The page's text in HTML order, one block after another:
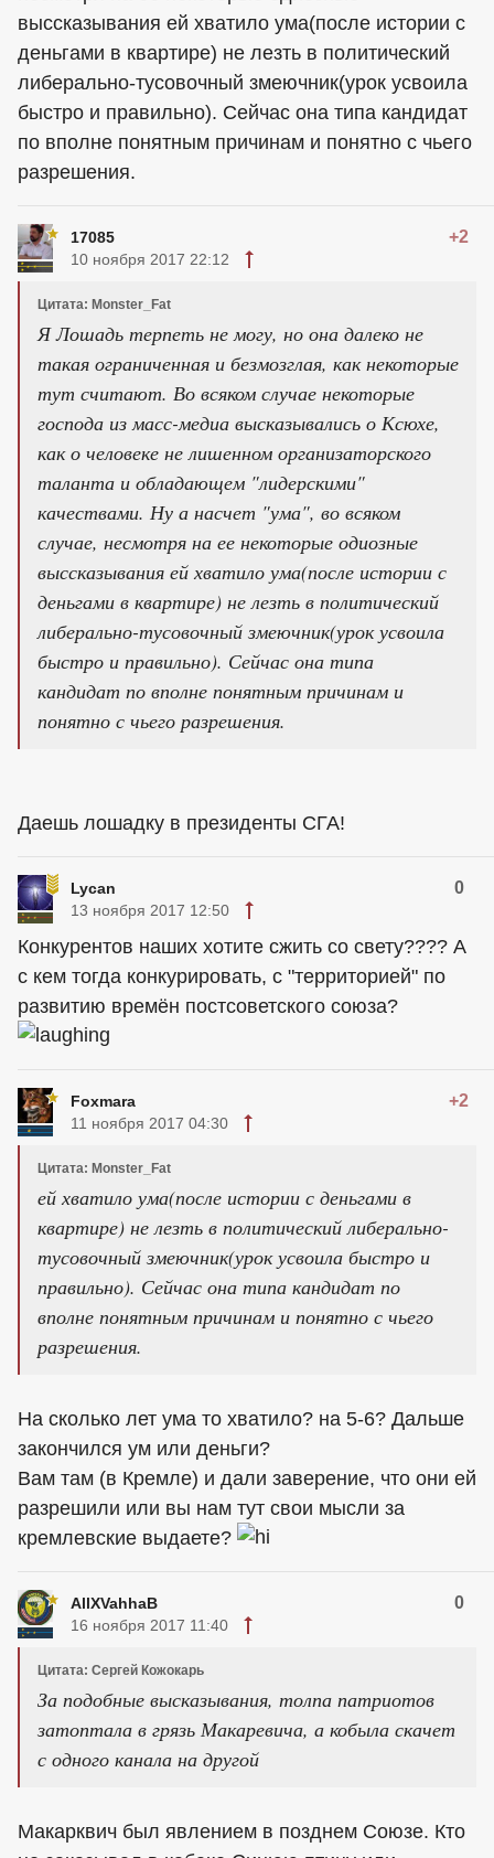
выссказывания ей хватило ума(после истории с
деньгами в квартире) не лезть в политический
либерально-тусовочный змеючник(урок усвоила
быстро и правильно). Сейчас она типа кандидат
по вполне понятным причинам и понятно с чьего
разрешения.
17085 +2
10 ноября 2017 22:12
Цитата: Monster_Fat
Я Лошадь терпеть не могу, но она далеко не
такая ограниченная и безмозглая, как некоторые
тут считают. Во всяком случае некоторые
господа из масс-медиа высказывались о Ксюхе,
как о человеке не лишенном организаторского
таланта и обладающем "лидерскими"
качествами. Ну а насчет "ума", во всяком
случае, несмотря на ее некоторые одиозные
выссказывания ей хватило ума(после истории с
деньгами в квартире) не лезть в политический
либерально-тусовочный змеючник(урок усвоила
быстро и правильно). Сейчас она типа
кандидат по вполне понятным причинам и
понятно с чьего разрешения.
Даешь лошадку в президенты СГА!
Lycan 0
13 ноября 2017 12:50
Конкурентов наших хотите сжить со свету???? А
с кем тогда конкурировать, с "территорией" по
развитию времён постсоветского союза?
Foxmara +2
11 ноября 2017 04:30
Цитата: Monster_Fat
ей хватило ума(после истории с деньгами в
квартире) не лезть в политический либерально-
тусовочный змеючник(урок усвоила быстро и
правильно). Сейчас она типа кандидат по
вполне понятным причинам и понятно с чьего
разрешения.
На сколько лет ума то хватило? на 5-6? Дальше
закончился ум или деньги?
Вам там (в Кремле) и дали заверение, что они ей
разрешили или вы нам тут свои мысли за
кремлевские выдаете?
AllXVahhaB 0
16 ноября 2017 11:40
Цитата: Сергей Кожокарь
За подобные высказывания, толпа патриотов
затоптала в грязь Макаревича, а кобыла скачет
с одного канала на другой
Макарквич был явлением в позднем Союзе. Кто